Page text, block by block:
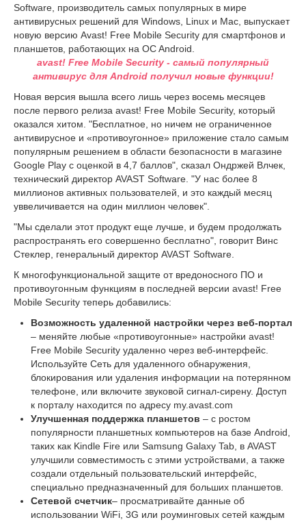
Software, производитель самых популярных в мире
антивирусных решений для Windows, Linux и Mac, выпускает
новую версию Avast! Free Mobile Security для смартфонов и
планшетов, работающих на OC Android.
avast! Free Mobile Security - самый популярный
антивирус для Android получил новые функции!
Новая версия вышла всего лишь через восемь месяцев
после первого релиза avast! Free Mobile Security, который
оказался хитом. "Бесплатное, но ничем не ограниченное
антивирусное и «противоугонное» приложение стало самым
популярным решением в области безопасности в магазине
Google Play с оценкой в 4,7 баллов", сказал Ондржей Влчек,
технический директор AVAST Software. "У нас более 8
миллионов активных пользователей, и это каждый месяц
уввеличивается на один миллион человек".
"Мы сделали этот продукт еще лучше, и будем продолжать
распространять его совершенно бесплатно", говорит Винс
Стеклер, генеральный директор AVAST Software.
К многофункциональной защите от вредоносного ПО и
противоугонным функциям в последней версии avast! Free
Mobile Security теперь добавились:
Возможность удаленной настройки через веб-портал
– меняйте любые «противоугонные» настройки avast!
Free Mobile Security удаленно через веб-интерфейс.
Используйте Сеть для удаленного обнаружения,
блокирования или удаления информации на потерянном
телефоне, или включите звуковой сигнал-сирену. Доступ
к порталу находится по адресу my.avast.com
Улучшенная поддержка планшетов – с ростом
популярности планшетных компьютеров на базе Android,
таких как Kindle Fire или Samsung Galaxy Tab, в AVAST
улучшили совместимость с этими устройствами, а также
создали отдельный пользовательский интерфейс,
специально предназначенный для больших планшетов.
Сетевой счетчик– просматривайте данные об
использовании WiFi, 3G или роуминговых сетей каждым